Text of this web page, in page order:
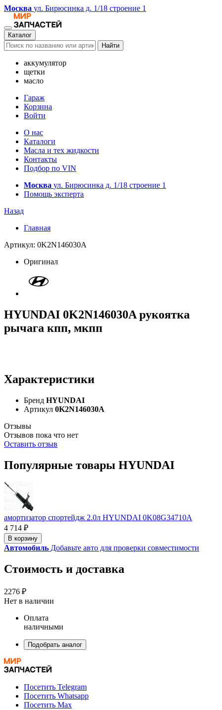
Москва ул. Бирюсинка д. 1/18 строение 1
Каталог
Найти
аккумулятор
щетки
масло
Гараж
Корзина
Войти
О нас
Каталоги
Масла и тех жидкости
Контакты
Подбор по VIN
Москва ул. Бирюсинка д. 1/18 строение 1
Помощь эксперта
Назад
Главная
Артикул: 0K2N146030A
Оригинал
HYUNDAI 0K2N146030A рукоятка
рычага кпп, мкпп
Характеристики
Бренд HYUNDAI
Артикул 0K2N146030A
Отзывы
Отзывов пока что нет
Оставить отзыв
Популярные товары HYUNDAI
амортизатор спортейдж 2.0л HYUNDAI 0K08G34710A
4 714 ₽
В корзину
Автомобиль Добавьте авто для проверки совместимости
Стоимость и доставка
2276 ₽
Нет в наличии
Оплата
наличными
Подобрать аналог
Посетить Telegram
Посетить Whatsapp
Посетить Max